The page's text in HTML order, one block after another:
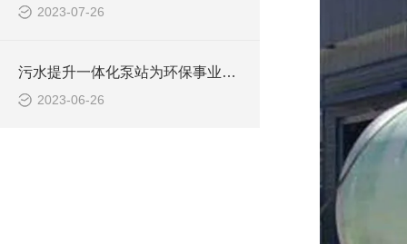
2023-07-26
污水提升一体化泵站为环保事业做出了哪些贡献？
2023-06-26